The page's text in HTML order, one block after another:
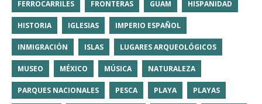
FERROCARRILES FRONTERAS GUAM HISPANIDAD
HISTORIA IGLESIAS IMPERIO ESPAÑOL
INMIGRACIÓN ISLAS LUGARES ARQUEOLÓGICOS
MUSEO MÉXICO MÚSICA NATURALEZA
PARQUES NACIONALES PESCA PLAYA PLAYAS